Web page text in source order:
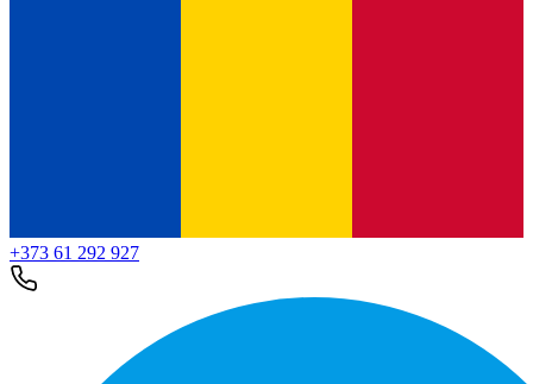
+373 61 292 927